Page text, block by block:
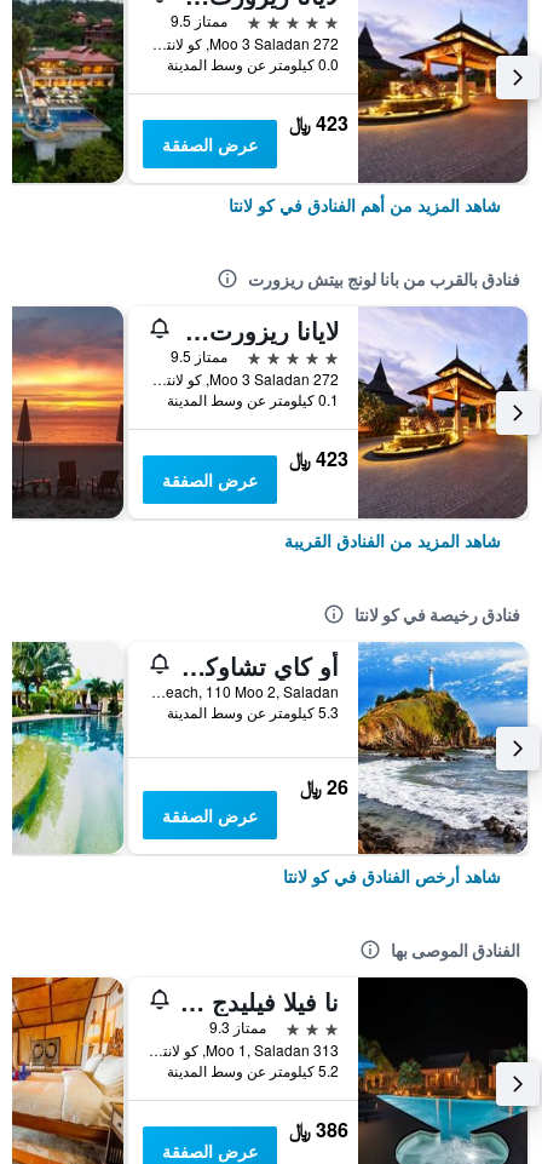
5 نجوم
ممتاز 9.5
272 Moo 3 Saladan, كو لانتا, تايلاند
0.0 كيلومتر عن وسط المدينة
423 ﷼
عرض الصفقة
شاهد المزيد من أهم الفنادق في كو لانتا
فنادق بالقرب من بانا لونج بيتش ريزورت
لايانا ريزورت آند سبا
5 نجوم
ممتاز 9.5
272 Moo 3 Saladan, كو لانتا, تايلاند
0.1 كيلومتر عن وسط المدينة
423 ﷼
عرض الصفقة
شاهد المزيد من الفنادق القريبة
فنادق رخيصة في كو لانتا
أو كاي تشاوكوه بونجالو
Longbeach, 110 Moo 2, Saladan, كو لانتا, تايلاند
5.3 كيلومتر عن وسط المدينة
26 ﷼
عرض الصفقة
شاهد أرخص الفنادق في كو لانتا
الفنادق الموصى بها
نا فيلا فيليدج - ٔلبالغين فقط
3 نجوم
ممتاز 9.3
313 Moo 1, Saladan, كو لانتا, تايلاند
5.2 كيلومتر عن وسط المدينة
386 ﷼
عرض الصفقة